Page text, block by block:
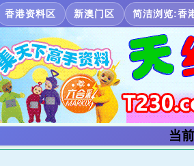
香港资料区 新澳门区 简洁浏览:香
当